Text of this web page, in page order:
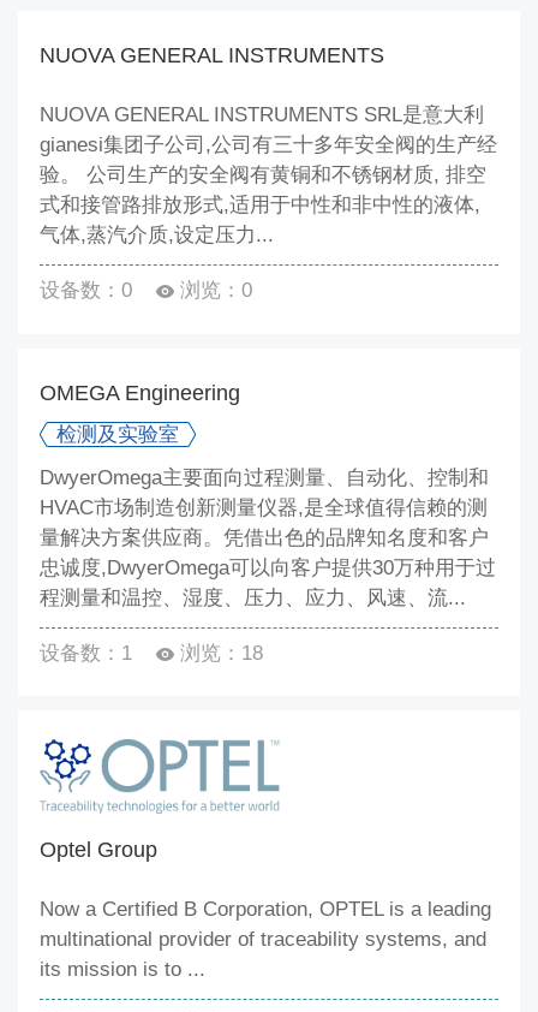
NUOVA GENERAL INSTRUMENTS
NUOVA GENERAL INSTRUMENTS SRL是意大利
gianesi集团子公司,公司有三十多年安全阀的生产经
验。 公司生产的安全阀有黄铜和不锈钢材质, 排空
式和接管路排放形式,适用于中性和非中性的液体,
气体,蒸汽介质,设定压力...
设备数：0 浏览：0
OMEGA Engineering
检测及实验室
DwyerOmega主要面向过程测量、自动化、控制和
HVAC市场制造创新测量仪器,是全球值得信赖的测
量解决方案供应商。凭借出色的品牌知名度和客户
忠诚度,DwyerOmega可以向客户提供30万种用于过
程测量和温控、湿度、压力、应力、风速、流...
设备数：1 浏览：18
Optel Group
Now a Certified B Corporation, OPTEL is a leading
multinational provider of traceability systems, and
its mission is to ...